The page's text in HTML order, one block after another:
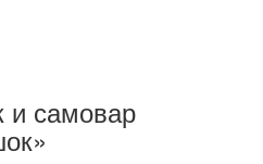
и самовар